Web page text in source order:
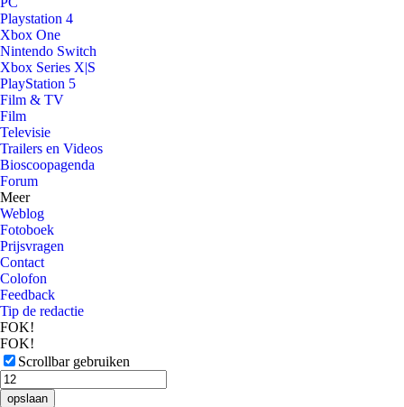
Playstation 4
Xbox One
Nintendo Switch
Xbox Series X|S
PlayStation 5
Film & TV
Film
Televisie
Trailers en Videos
Bioscoopagenda
Forum
Meer
Weblog
Fotoboek
Prijsvragen
Contact
Colofon
Feedback
Tip de redactie
FOK!
FOK!
Scrollbar gebruiken
opslaan